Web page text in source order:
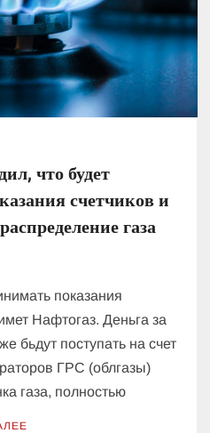
что будет
счетчиков и
газа
показания
Нафтогаз. Деньга за
бьдут поступать на счет
ГРС (облгазы)
газа, полностью